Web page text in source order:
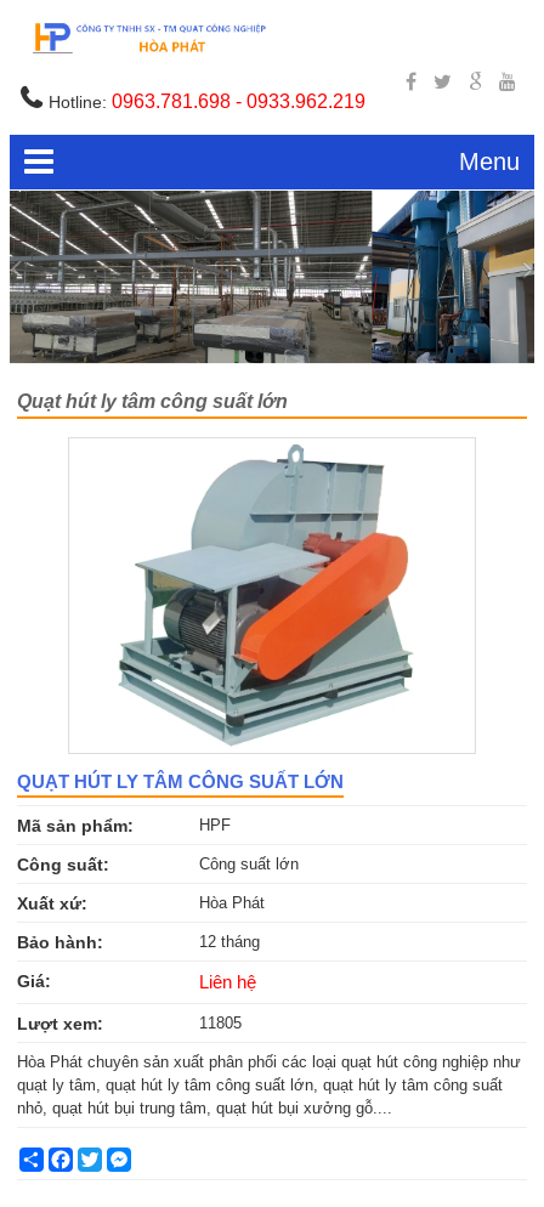
Hotline:0963.781.698 - 0933.962.219
Menu
Quạt hút ly tâm công suất lớn
QUẠT HÚT LY TÂM CÔNG SUẤT LỚN
Mã sản phẩm: HPF
Công suất: Công suất lớn
Xuất xứ: Hòa Phát
Bảo hành: 12 tháng
Giá: Liên hệ
Lượt xem: 11805
Hòa Phát chuyên sản xuất phân phối các loại quạt hút công nghiệp như
quạt ly tâm, quạt hút ly tâm công suất lớn, quạt hút ly tâm công suất
nhỏ, quạt hút bụi trung tâm, quạt hút bụi xưởng gỗ....
ShareFacebook
Twitter